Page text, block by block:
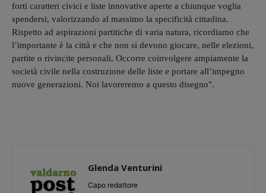
forti caratteri civici e liste innovative aperte a chiunque voglia
spendersi, valorizzando al massimo la specificità cittadina.
Rispetto ad aspirazioni partitiche di varia natura, ricordiamo che
l’importante è la città e che non si devono giocare, nelle elezioni,
partite o rivincite personali. Occorre coinvolgere ampiamente la
società civile nella costruzione delle liste e portare all’impegno
nuove generazioni. Noi lavoreremo a questo disegno".
Glenda Venturini
Capo redattore